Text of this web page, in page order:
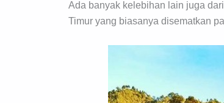
Ada banyak kelebihan lain juga
Timur yang biasanya disematkan